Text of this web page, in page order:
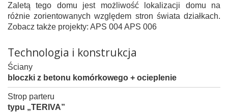
Zaletą tego domu jest możliwość lokalizacji domu na
różnie zorientowanych względem stron świata działkach.
Zobacz także projekty: APS 004 APS 006
Technologia i konstrukcja
Ściany
bloczki z betonu komórkowego + ocieplenie
Strop parteru
typu „TERIVA”